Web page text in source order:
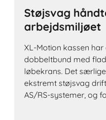
Støjsvag
arbejdsmiljøet
XL-Motion kassen har
dobbeltbund med
løbekrans. Det
ekstremt støjsvag
AS/RS-systemer, og